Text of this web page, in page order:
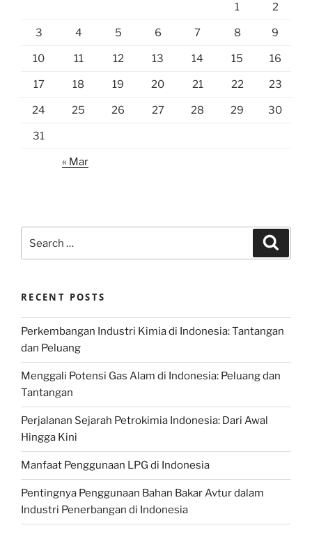
1 2
3 4 5 6 7 8 9
10 11 12 13 14 15 16
17 18 19 20 21 22 23
24 25 26 27 28 29 30
31
« Mar
for:
RECENT POSTS
Perkembangan Industri Kimia di Indonesia: Tantangan
dan Peluang
Menggali Potensi Gas Alam di Indonesia: Peluang dan
Tantangan
Perjalanan Sejarah Petrokimia Indonesia: Dari Awal
Hingga Kini
Manfaat Penggunaan LPG di Indonesia
Pentingnya Penggunaan Bahan Bakar Avtur dalam
Industri Penerbangan di Indonesia